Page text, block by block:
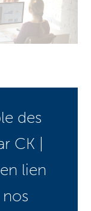
des
CK |
lien